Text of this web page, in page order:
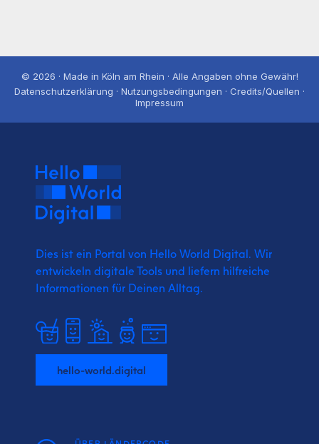
© 2026 · Made in Köln am Rhein · Alle Angaben ohne Gewähr!
Datenschutzerklärung · Nutzungsbedingungen · Credits/Quellen ·
Impressum
Dies ist ein Portal von Hello World Digital. Wir
entwickeln digitale Tools und liefern hilfreiche
Informationen für Deinen Alltag.
hello-world.digital